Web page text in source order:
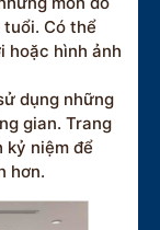
Có thể
hoặc hình ảnh
dụng những
gian. Trang
kỷ niệm để
hơn.